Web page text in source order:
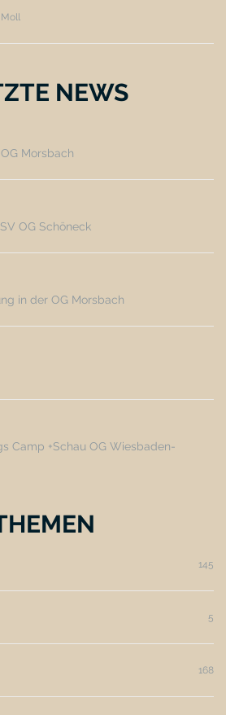
NEWS
Morsbach
OG Schöneck
in der OG Morsbach
Camp +Schau OG Wiesbaden-
145
5
168